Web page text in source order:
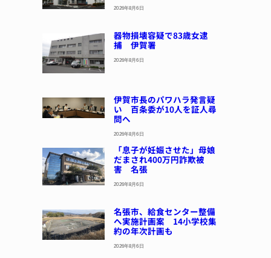
2026年8月6日
器物損壊容疑で83歳女逮
捕 伊賀署
2026年8月6日
伊賀市長のパワハラ発言疑
い 百条委が10人を証人尋
問へ
2026年8月6日
「息子が妊娠させた」母娘
だまされ400万円詐欺被
害 名張
2026年8月6日
名張市、給食センター整備
へ実施計画案 14小学校集
約の年次計画も
2026年8月6日